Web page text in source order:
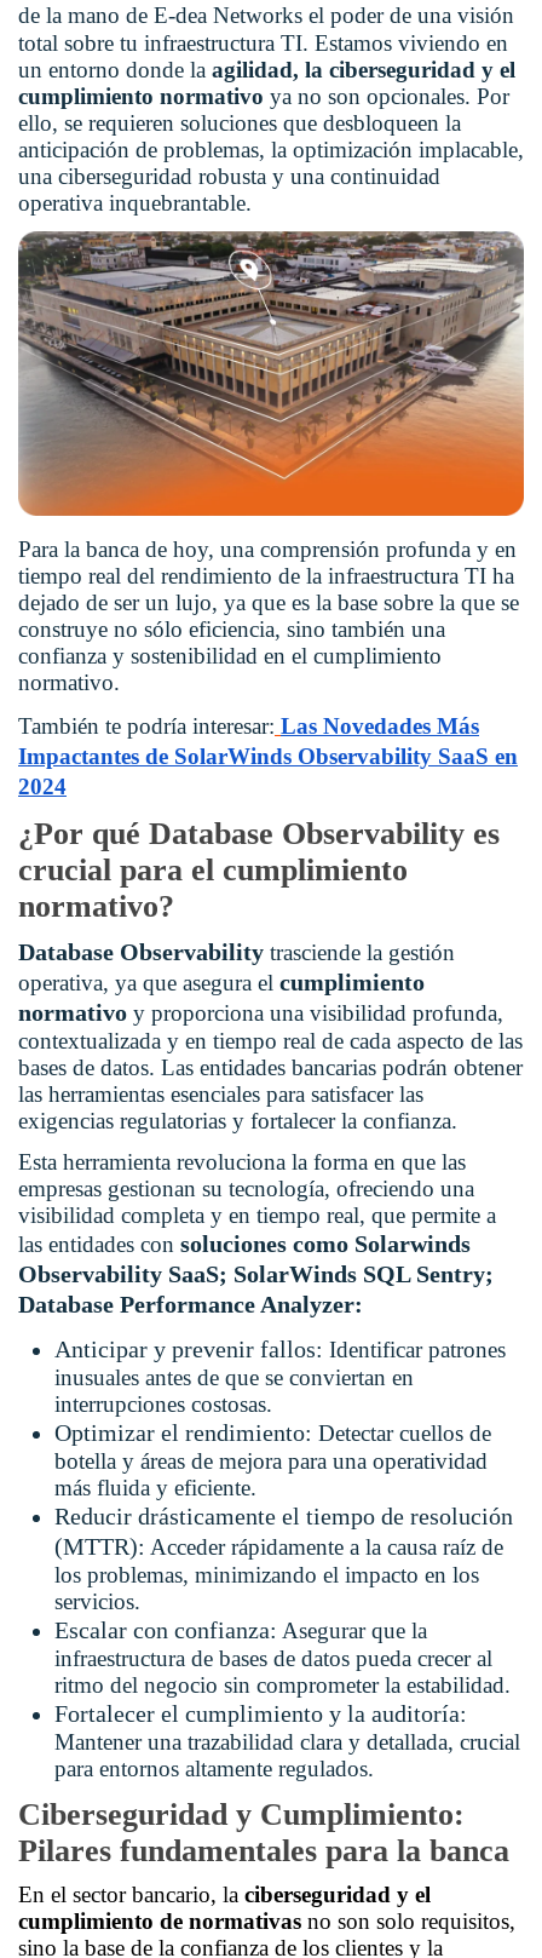
de la mano de E-dea Networks el poder de una visión
total sobre tu infraestructura TI. Estamos viviendo en
un entorno donde la agilidad, la ciberseguridad y el
cumplimiento normativo ya no son opcionales. Por
ello, se requieren soluciones que desbloqueen la
anticipación de problemas, la optimización implacable,
una ciberseguridad robusta y una continuidad
operativa inquebrantable.
Para la banca de hoy, una comprensión profunda y en
tiempo real del rendimiento de la infraestructura TI ha
dejado de ser un lujo, ya que es la base sobre la que se
construye no sólo eficiencia, sino también una
confianza y sostenibilidad en el cumplimiento
normativo.
También te podría interesar: Las Novedades Más
Impactantes de SolarWinds Observability SaaS en
2024
¿Por qué Database Observability es
crucial para el cumplimiento
normativo?
Database Observability trasciende la gestión
operativa, ya que asegura el cumplimiento
normativo y proporciona una visibilidad profunda,
contextualizada y en tiempo real de cada aspecto de las
bases de datos. Las entidades bancarias podrán obtener
las herramientas esenciales para satisfacer las
exigencias regulatorias y fortalecer la confianza.
Esta herramienta revoluciona la forma en que las
empresas gestionan su tecnología, ofreciendo una
visibilidad completa y en tiempo real, que permite a
las entidades con soluciones como Solarwinds
Observability SaaS; SolarWinds SQL Sentry;
Database Performance Analyzer:
Anticipar y prevenir fallos: Identificar patrones
inusuales antes de que se conviertan en
interrupciones costosas.
Optimizar el rendimiento: Detectar cuellos de
botella y áreas de mejora para una operatividad
más fluida y eficiente.
Reducir drásticamente el tiempo de resolución
(MTTR): Acceder rápidamente a la causa raíz de
los problemas, minimizando el impacto en los
servicios.
Escalar con confianza: Asegurar que la
infraestructura de bases de datos pueda crecer al
ritmo del negocio sin comprometer la estabilidad.
Fortalecer el cumplimiento y la auditoría:
Mantener una trazabilidad clara y detallada, crucial
para entornos altamente regulados.
Ciberseguridad y Cumplimiento:
Pilares fundamentales para la banca
En el sector bancario, la ciberseguridad y el
cumplimiento de normativas no son solo requisitos,
sino la base de la confianza de los clientes y la